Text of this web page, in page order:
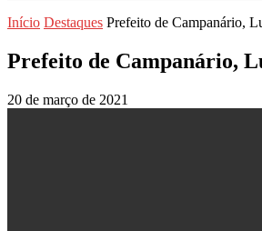
Início Destaques Prefeito de Campanário,
Prefeito de Campanário,
20 de março de 2021